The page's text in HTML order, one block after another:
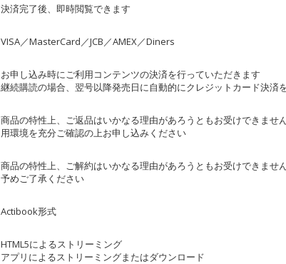
決済完了後、即時閲覧できます
VISA／MasterCard／JCB／AMEX／Diners
お申し込み時にご利用コンテンツの決済を行っていただきます
継続購読の場合、翌号以降発売日に自動的にクレジットカード決済
商品の特性上、ご返品はいかなる理由があろうともお受けできませ
用環境を充分ご確認の上お申し込みください
商品の特性上、ご解約はいかなる理由があろうともお受けできませ
予めご了承ください
Actibook形式
HTML5によるストリーミング
アプリによるストリーミングまたはダウンロード